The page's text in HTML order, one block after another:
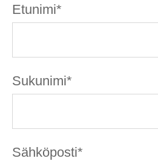
Etunimi*
Sukunimi*
Sähköposti*